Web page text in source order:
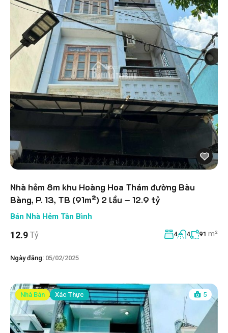
Nhà hẻm 8m khu Hoàng Hoa Thám đường Bàu
Bàng, P. 13, TB (91m²) 2 lầu – 12.9 tỷ
Bán Nhà Hẻm Tân Bình
12.9 Tỷ 4 4 91 m²
Ngày đăng: 05/02/2025
Nhà Bán Xác Thực 5